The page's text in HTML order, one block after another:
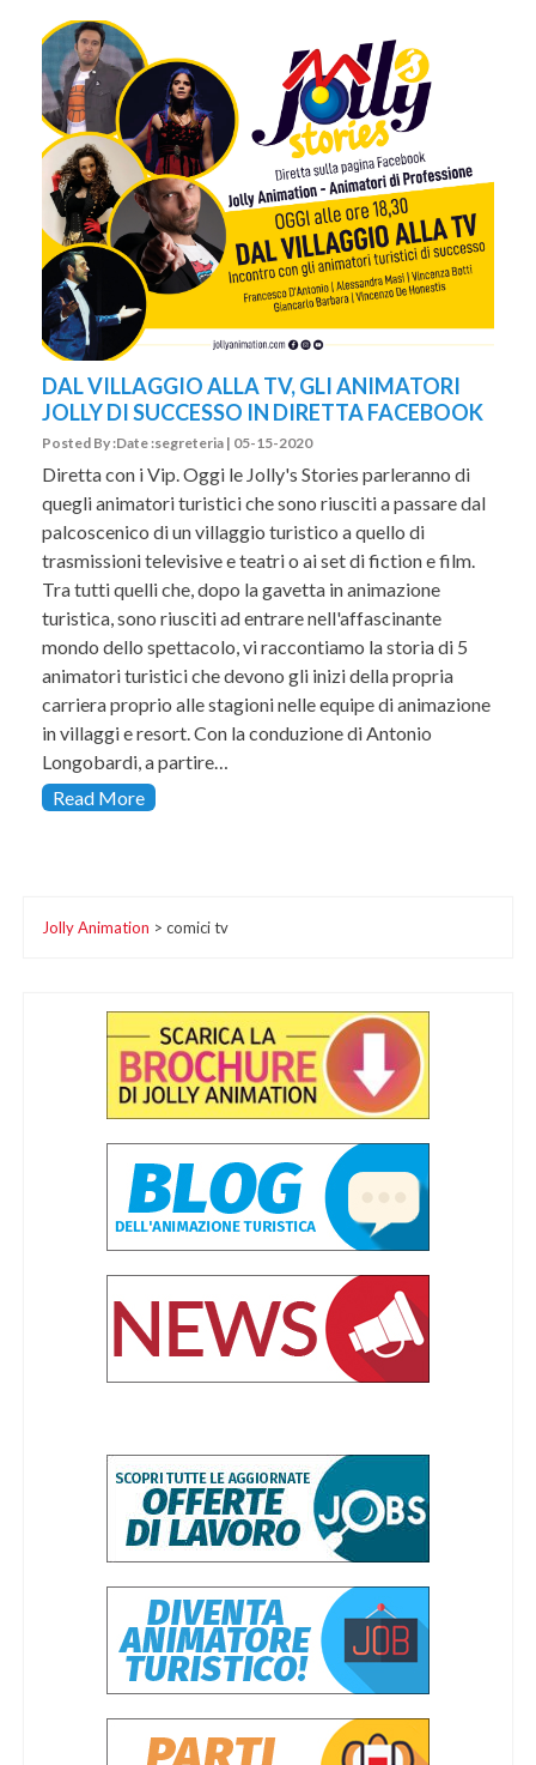
DAL VILLAGGIO ALLA TV, GLI ANIMATORI
JOLLY DI SUCCESSO IN DIRETTA FACEBOOK
Posted By :Date :segreteria | 05-15-2020
Diretta con i Vip. Oggi le Jolly's Stories parleranno di
quegli animatori turistici che sono riusciti a passare dal
palcoscenico di un villaggio turistico a quello di
trasmissioni televisive e teatri o ai set di fiction e film.
Tra tutti quelli che, dopo la gavetta in animazione
turistica, sono riusciti ad entrare nell'affascinante
mondo dello spettacolo, vi raccontiamo la storia di 5
animatori turistici che devono gli inizi della propria
carriera proprio alle stagioni nelle equipe di animazione
in villaggi e resort. Con la conduzione di Antonio
Longobardi, a partire…
Read More
Jolly Animation > comici tv